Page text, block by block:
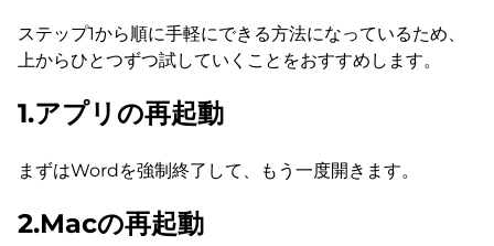
ステップ1から順に手軽にできる方法になっているため、
上からひとつずつ試していくことをおすすめします。
1.アプリの再起動
まずはWordを強制終了して、もう一度開きます。
2.Macの再起動